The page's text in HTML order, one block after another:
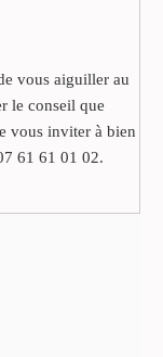
vous aiguiller au
le conseil que
vous inviter à bien
61 61 01 02.